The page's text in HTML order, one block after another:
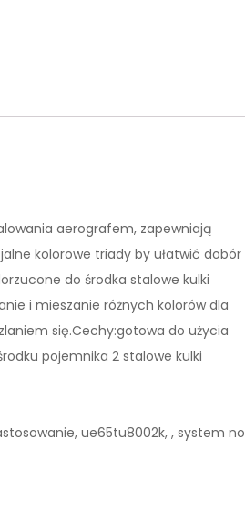
aerografem, zapewniają
kolorowe triady by ułatwić dobór
do środka stalowe kulki
i mieszanie różnych kolorów dla
się.Cechy:gotowa do użycia
pojemnika 2 stalowe kulki
ue65tu8002k, , system no